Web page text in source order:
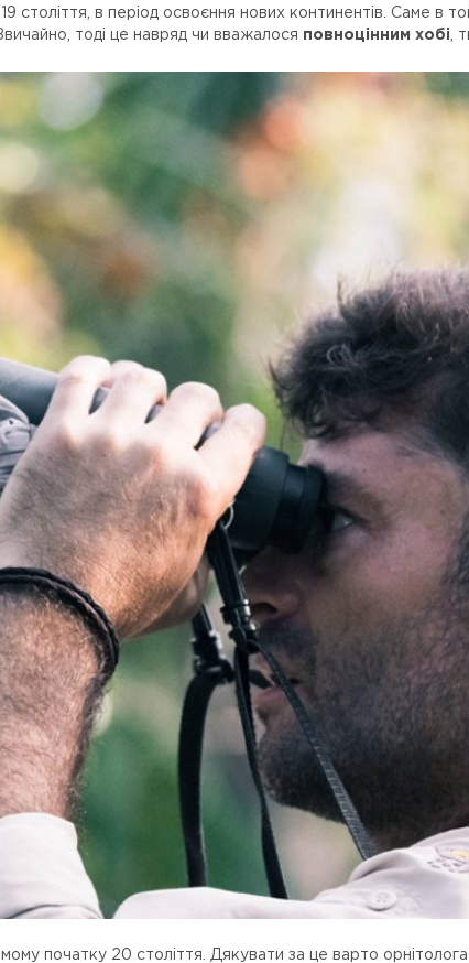
століття, в період освоєння нових континентів. Саме в
тоді це навряд чи вважалося повноцінним хобі ,
початку 20 століття. Дякувати за це варто орнітолога